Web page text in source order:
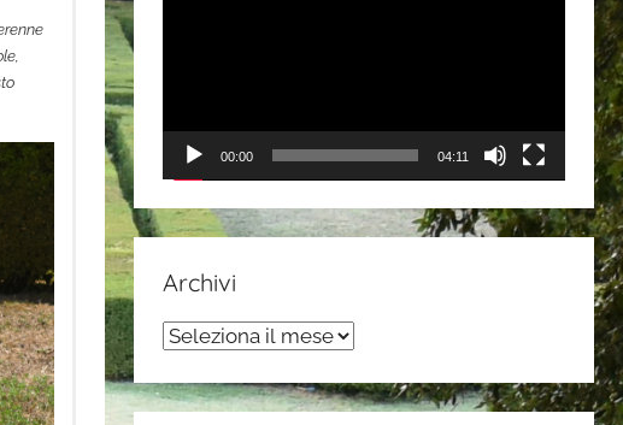
00:00 04:11
Archivi
Archivi